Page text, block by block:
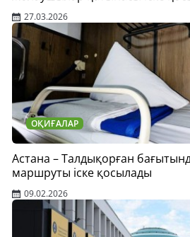
27.03.2026
ОҚИҒАЛАР
Астана – Талдықорған
маршруты іске қосылады
09.02.2026